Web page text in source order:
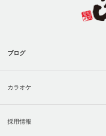
ブログ
カラオケ
採用情報